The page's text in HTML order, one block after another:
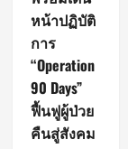
หน้าปฏิบัติ
การ
“Operation
90 Days”
ฟื้นฟูผู้ป่วย
คืนสู่สังคม